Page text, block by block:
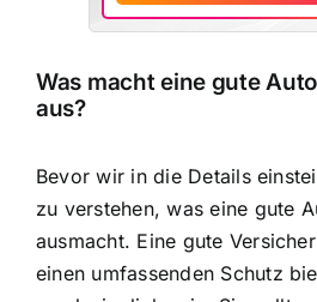
Was macht eine gute
aus?
Bevor wir in die Details
zu verstehen, was eine gute
ausmacht. Eine gute
einen umfassenden Schutz